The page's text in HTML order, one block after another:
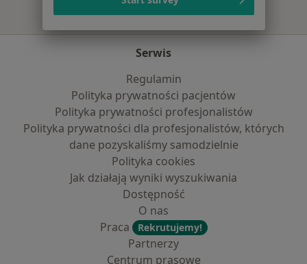
Serwis
Regulamin
Polityka prywatności pacjentów
Polityka prywatności profesjonalistów
Polityka prywatności dla profesjonalistów, których
dane pozyskaliśmy samodzielnie
Polityka cookies
Jak działają wyniki wyszukiwania
Dostępność
O nas
Praca
Rekrutujemy!
Partnerzy
Centrum prasowe